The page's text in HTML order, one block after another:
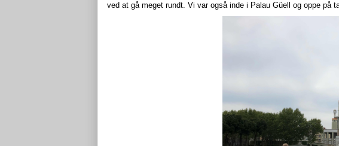
ved at gå meget rundt. Vi var også inde i Palau Güell og oppe på